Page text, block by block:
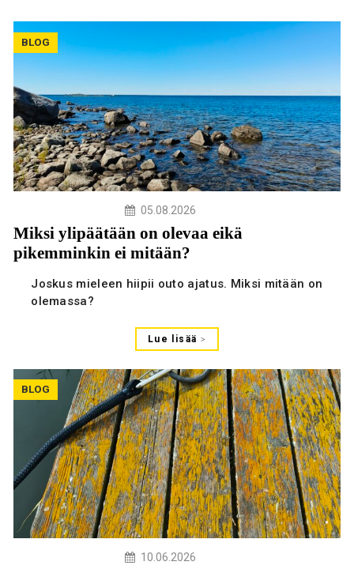
BLOG
05.08.2026
Miksi ylipäätään on olevaa eikä
pikemminkin ei mitään?
Joskus mieleen hiipii outo ajatus. Miksi mitään on
olemassa?
Lue lisää
BLOG
10.06.2026